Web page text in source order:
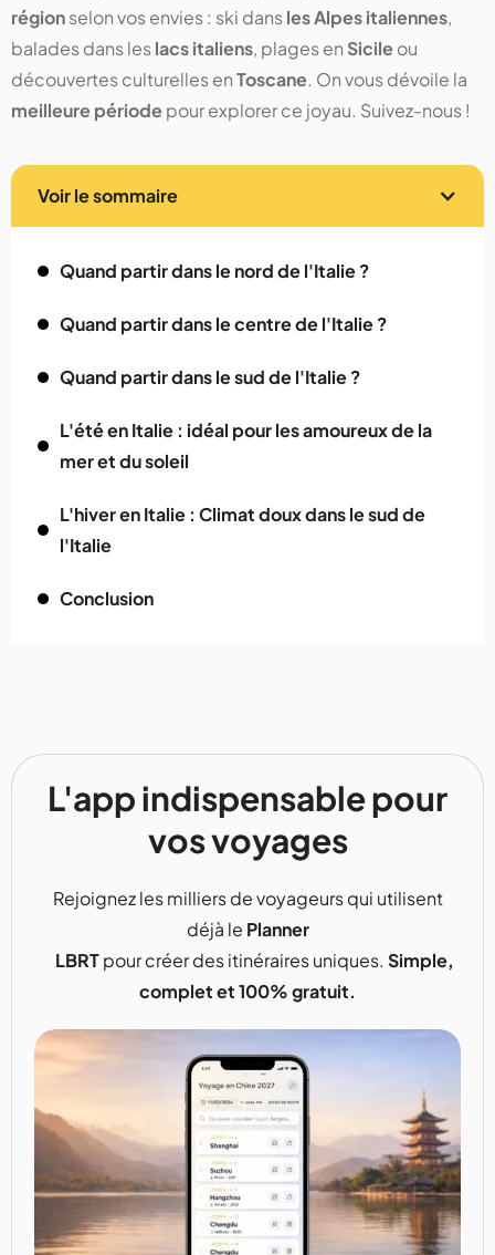
régionselon vos envies : ski dansles Alpes italiennes,
balades dans leslacs italiens, plages en Sicileou
découvertes culturelles enToscane. On vous dévoile la
meilleure périodepour explorer ce joyau. Suivez-nous !
Voir le sommaire
Quand partir dans le nord de l'Italie ?
Quand partir dans le centre de l'Italie ?
Quand partir dans le sud de l'Italie ?
L'été en Italie : idéal pour les amoureux de la
mer et du soleil
L'hiver en Italie : Climat doux dans le sud de
l'Italie
Conclusion
L'app indispensable pour
vos voyages
Rejoignez les milliers de voyageurs qui utilisent
déjà le Planner
LBRTpour créer des itinéraires uniques. Simple,
complet et 100% gratuit.